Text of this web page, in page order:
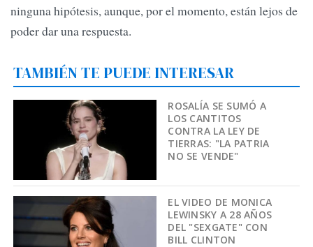
ninguna hipótesis, aunque, por el momento, están lejos de
poder dar una respuesta.
TAMBIÉN TE PUEDE INTERESAR
ROSALÍA SE SUMÓ A
LOS CANTITOS
CONTRA LA LEY DE
TIERRAS: "LA PATRIA
NO SE VENDE"
EL VIDEO DE MONICA
LEWINSKY A 28 AÑOS
DEL "SEXGATE" CON
BILL CLINTON